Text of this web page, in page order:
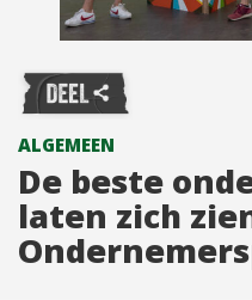
ALGEMEEN
De beste
laten zich